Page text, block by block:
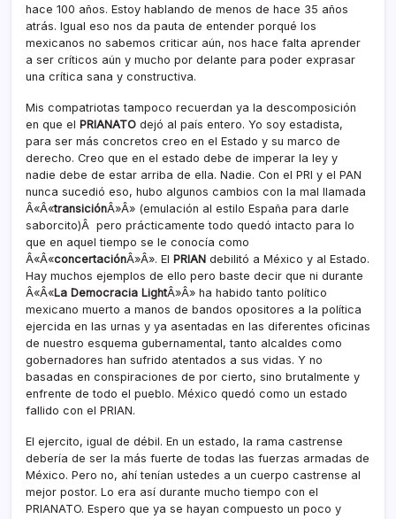
hace 100 años. Estoy hablando de menos de hace 35 años
atrás. Igual eso nos da pauta de entender porqué los
mexicanos no sabemos criticar aún, nos hace falta aprender
a ser crí­ticos aún y mucho por delante para poder exprasar
una crí­tica sana y constructiva.
Mis compatriotas tampoco recuerdan ya la descomposición
en que el PRIANATO dejó al paí­s entero. Yo soy estadista,
para ser más concretos creo en el Estado y su marco de
derecho. Creo que en el estado debe de imperar la ley y
nadie debe de estar arriba de ella. Nadie. Con el PRI y el PAN
nunca sucedió eso, hubo algunos cambios con la mal llamada
Â«Â«transiciónÂ»Â» (emulación al estilo España para darle
saborcito)Â pero prácticamente todo quedó intacto para lo
que en aquel tiempo se le conocí­a como
Â«Â«concertaciónÂ»Â». El PRIAN debilitó a México y al Estado.
Hay muchos ejemplos de ello pero baste decir que ni durante
Â«Â«La Democracia LightÂ»Â» ha habido tanto polí­tico
mexicano muerto a manos de bandos opositores a la polí­tica
ejercida en las urnas y ya asentadas en las diferentes oficinas
de nuestro esquema gubernamental, tanto alcaldes como
gobernadores han sufrido atentados a sus vidas. Y no
basadas en conspiraciones de por cierto, sino brutalmente y
enfrente de todo el pueblo. México quedó como un estado
fallido con el PRIAN.
El ejercito, igual de débil. En un estado, la rama castrense
deberí­a de ser la más fuerte de todas las fuerzas armadas de
México. Pero no, ahí­ tení­an ustedes a un cuerpo castrense al
mejor postor. Lo era así­ durante mucho tiempo con el
PRIANATO. Espero que ya se hayan compuesto un poco y